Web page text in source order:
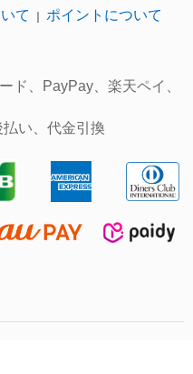
て ｜ ポイントについて
ド、PayPay、楽天ペイ、
い、代金引換